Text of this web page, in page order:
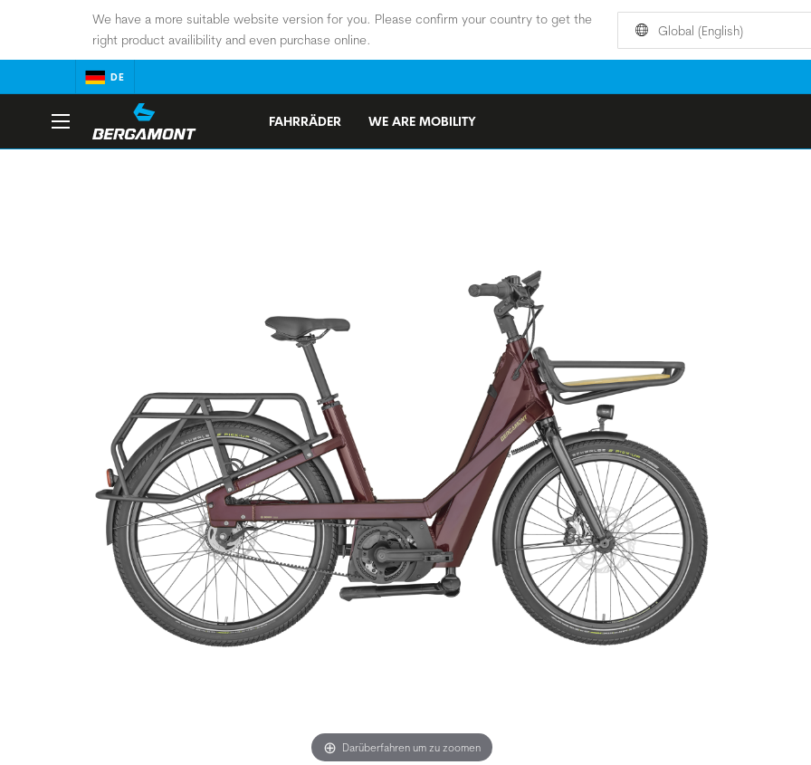
We have a more suitable website version for you. Please confirm your country to get the
right product availibility and even purchase online.
Global (English)
DE
FAHRRÄDER WE ARE MOBILITY
Darüberfahren um zu zoomen